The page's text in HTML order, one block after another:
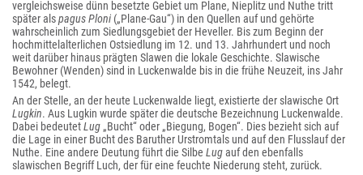
vergleichsweise dünn besetzte Gebiet um Plane, Nieplitz und Nuthe tritt
später alspagus Ploni („Plane-Gau“) in den Quellen auf und gehörte
wahrscheinlich zum Siedlungsgebiet der Heveller. Bis zum Beginn der
hochmittelalterlichen Ostsiedlung im 12. und 13. Jahrhundert und noch
weit darüber hinaus prägten Slawen die lokale Geschichte. Slawische
Bewohner (Wenden) sind in Luckenwalde bis in die frühe Neuzeit, ins Jahr
1542, belegt.
An der Stelle, an der heute Luckenwalde liegt, existierte der slawische Ort
Lugkin. Aus Lugkin wurde später die deutsche Bezeichnung Luckenwalde.
Dabei bedeutetLug „Bucht“ oder „Biegung, Bogen“. Dies bezieht sich auf
die Lage in einer Bucht des Baruther Urstromtals und auf den Flusslauf der
Nuthe. Eine andere Deutung führt die Silbe Lugauf den ebenfalls
slawischen Begriff Luch, der für eine feuchte Niederung steht, zurück.